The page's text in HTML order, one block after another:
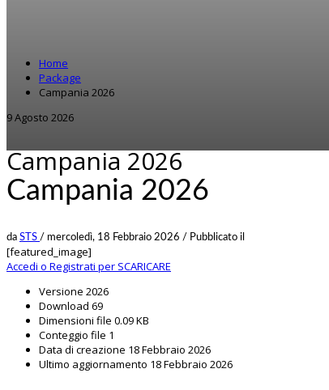
Home
Package
Campania 2026
9 Agosto 2026
Campania 2026
Campania 2026
da STS / mercoledì, 18 Febbraio 2026 / Pubblicato il
[featured_image]
Accedi o Registrati per SCARICARE
Versione 2026
Download 69
Dimensioni file 0.09 KB
Conteggio file 1
Data di creazione 18 Febbraio 2026
Ultimo aggiornamento 18 Febbraio 2026